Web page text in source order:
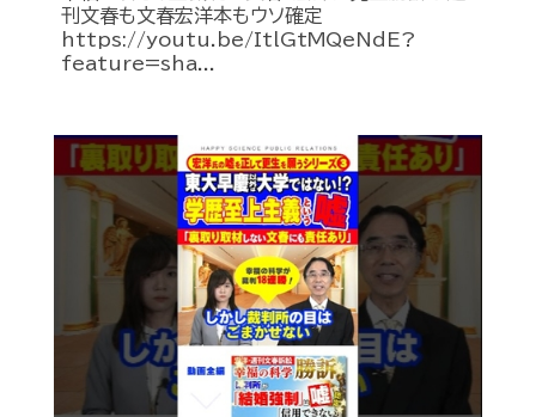
刊文春も文春宏洋本もウソ確定
https://youtu.be/ItlGtMQeNdE?
feature=sha...